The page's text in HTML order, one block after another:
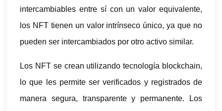
intercambiables entre sí con un valor equivalente,
los NFT tienen un valor intrínseco único, ya que no
pueden ser intercambiados por otro activo similar.
Los NFT se crean utilizando tecnología blockchain,
lo que les permite ser verificados y registrados de
manera segura, transparente y permanente. Los